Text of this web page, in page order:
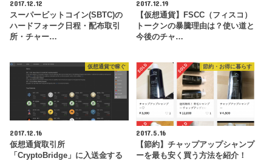
2017.12.12
スーパービットコイン(SBTC)の
ハードフォーク日程・配布取引
所・チャー…
2017.12.19
【仮想通貨】FSCC（フィスコ）
トークンの暴騰理由は？使い道と
今後のチャ…
仮想通貨で稼ぐ
2017.12.16
仮想通貨取引所
「CryptoBridge」に入送金する
節約・お得に暮らす
2017.5.16
【節約】チャップアップシャンプ
ーを最も安く買う方法を紹介！